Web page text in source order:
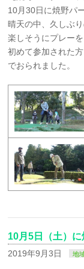
10月30日に焼野パ
晴天の中、久しぶ
楽しそうにプレー
初めて参加された
でおられました。
10月5日（土）に
2019年9月3日 地